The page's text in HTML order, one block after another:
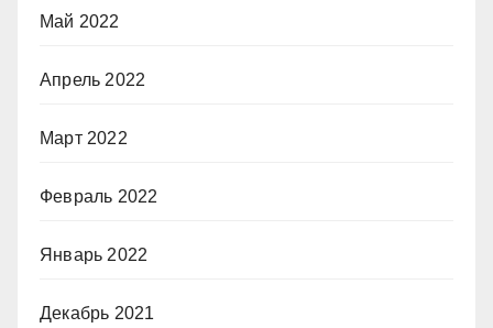
Май 2022
Апрель 2022
Март 2022
Февраль 2022
Январь 2022
Декабрь 2021